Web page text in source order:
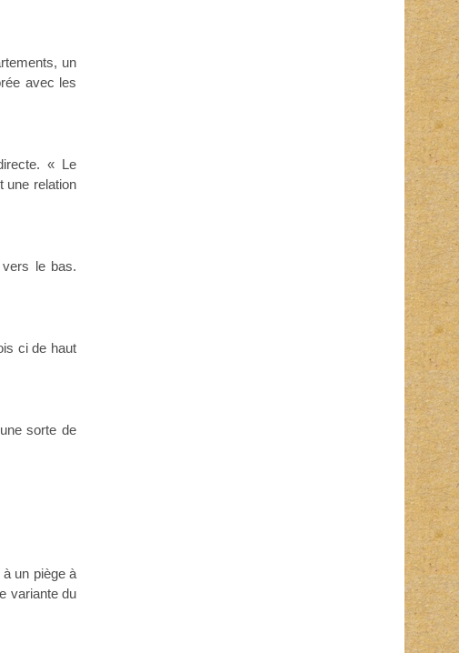
un
avec les
« Le
une relation
vers le bas.
ci de haut
sorte de
un piège à
variante du